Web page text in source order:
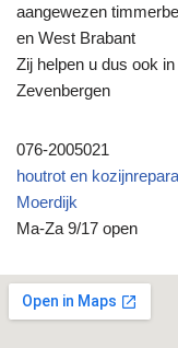
aangewezen
en West Brabant
Zij helpen u dus ook
Zevenbergen
076-2005021
houtrot en
Moerdijk
Ma-Za 9/17 open